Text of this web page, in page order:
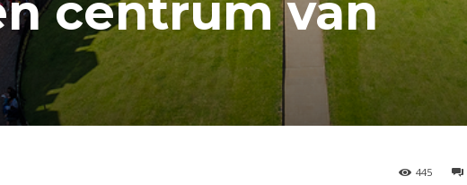
centrum van
445